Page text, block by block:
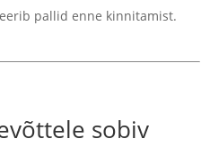
pallid enne kinnitamist.
sobiv